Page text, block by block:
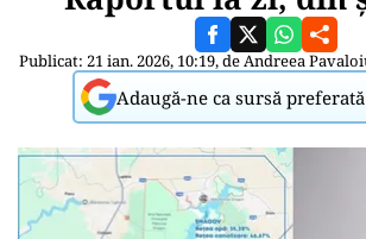
Publicat: 21 ian. 2026, 10:19, deAndreea
Adaugă-ne ca sursă